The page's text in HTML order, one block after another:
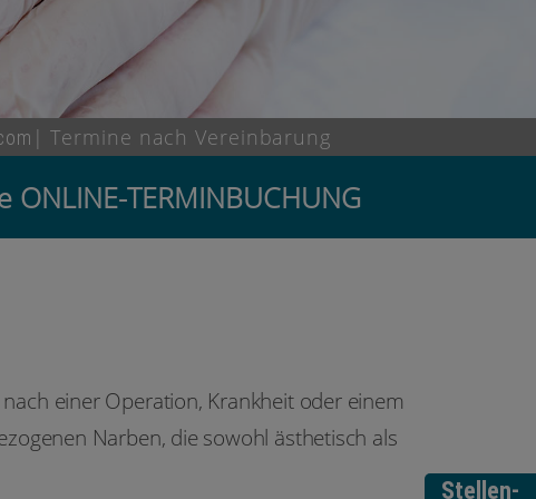
Stellen-
| Termine nach Vereinbarung
TERMINBUCHUNG
einer Operation, Krankheit oder einem
Narben, die sowohl ästhetisch als